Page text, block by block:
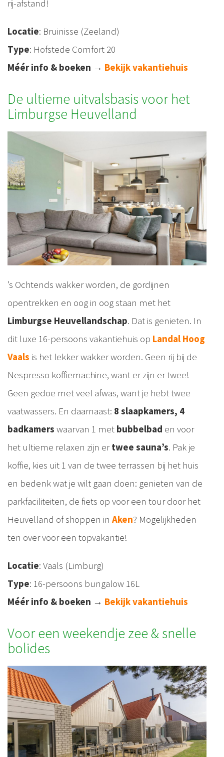
rij-afstand!
Locatie: Bruinisse (Zeeland)
Type: Hofstede Comfort 20
Méér info & boeken → Bekijk vakantiehuis
De ultieme uitvalsbasis voor het
Limburgse Heuvelland
’s Ochtends wakker worden, de gordijnen
opentrekken en oog in oog staan met het
Limburgse Heuvellandschap. Dat is genieten. In
dit luxe 16-persoons vakantiehuis op Landal Hoog
Vaals is het lekker wakker worden. Geen rij bij de
Nespresso koffiemachine, want er zijn er twee!
Geen gedoe met veel afwas, want je hebt twee
vaatwassers. En daarnaast: 8 slaapkamers, 4
badkamers waarvan 1 met bubbelbad en voor
het ultieme relaxen zijn ertwee sauna’s. Pak je
koffie, kies uit 1 van de twee terrassen bij het huis
en bedenk wat je wilt gaan doen: genieten van de
parkfaciliteiten, de fiets op voor een tour door het
Heuvelland of shoppen in Aken? Mogelijkheden
ten over voor een topvakantie!
Locatie: Vaals (Limburg)
Type: 16-persoons bungalow 16L
Méér info & boeken → Bekijk vakantiehuis
Voor een weekendje zee & snelle
bolides